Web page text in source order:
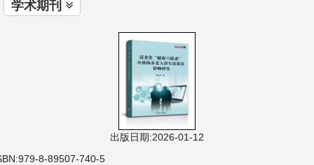
学术期刊
出版日期:2026-01-12
8-89507-740-5